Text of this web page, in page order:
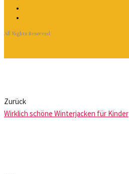
All Rights Reserved
Zurück
Wirklich schöne Winterjacken für Kinder